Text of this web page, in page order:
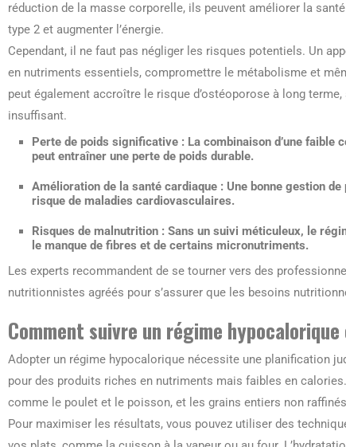
réduction de la masse corporelle, ils peuvent améliorer la
type 2 et augmenter l’énergie.
Cependant, il ne faut pas négliger les risques potentiels. Un
en nutriments essentiels, compromettre le métabolisme et
peut également accroître le risque d’ostéoporose à long
insuffisant.
Perte de poids significative : La combinaison d’une faible
peut entraîner une perte de poids durable.
Amélioration de la santé cardiaque : Une bonne gestion
risque de maladies cardiovasculaires.
Risques de malnutrition : Sans un suivi méticuleux, le
le manque de fibres et de certains micronutriments.
Les experts recommandent de se tourner vers des
nutritionnistes agréés pour s’assurer que les besoins
Comment suivre un régime
Adopter un régime hypocalorique nécessite une planification
pour des produits riches en nutriments mais faibles en
comme le poulet et le poisson, et les grains entiers non
Pour maximiser les résultats, vous pouvez utiliser des